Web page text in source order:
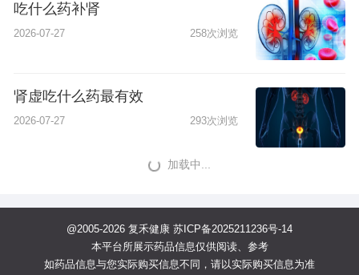
吃什么药补肾
2026-07-27 258次浏览
肾虚吃什么药最有效
2026-07-27 293次浏览
加载中...
@2005-2026 复禾健康 苏ICP备2025211236号-14
本平台所展示药品信息仅供阅读、参考
如药品信息与您实际购买信息不同，请以实际购买信息为准